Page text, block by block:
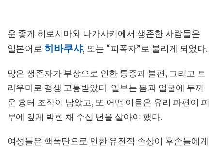
운 좋게 히로시마와 나가사키에서 생존한 사람들은
일본어로 히바쿠샤, 또는 “피폭자”로 불리게 되었다.
많은 생존자가 부상으로 인한 통증과 불편, 그리고 트
라우마로 평생 고통받았다. 일부는 몸과 얼굴에 두꺼
운 흉터 조직이 남았고, 또 어떤 이들은 유리 파편이 피
부에 깊게 박힌 채 수십 년을 살아야 했다.
여성들은 핵폭탄으로 인한 유전적 손상이 후손들에게